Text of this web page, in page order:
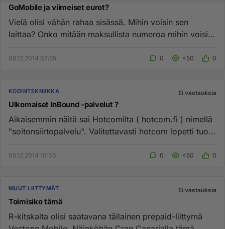
GoMobile ja viimeiset eurot?
Vielä olisi vähän rahaa sisässä. Mihin voisin sen
laittaa? Onko mitään maksullista numeroa mihin voisi
08.12.2014 07:55 0 <50 0
KODINTEKNIIKKA Ei vastauksia
Ulkomaiset InBound -palvelut ?
Aikaisemmin näitä sai Hotcomilta ( hotcom.fi ) nimellä
"soitonsiirtopalvelu". Valitettavasti hotcom lopetti tuon
05.12.2014 10:03 0 <50 0
MUUT LIITTYMÄT Ei vastauksia
Toimisiko tämä
R-kitskalta olisi saatavana tällainen prepaid-liittymä